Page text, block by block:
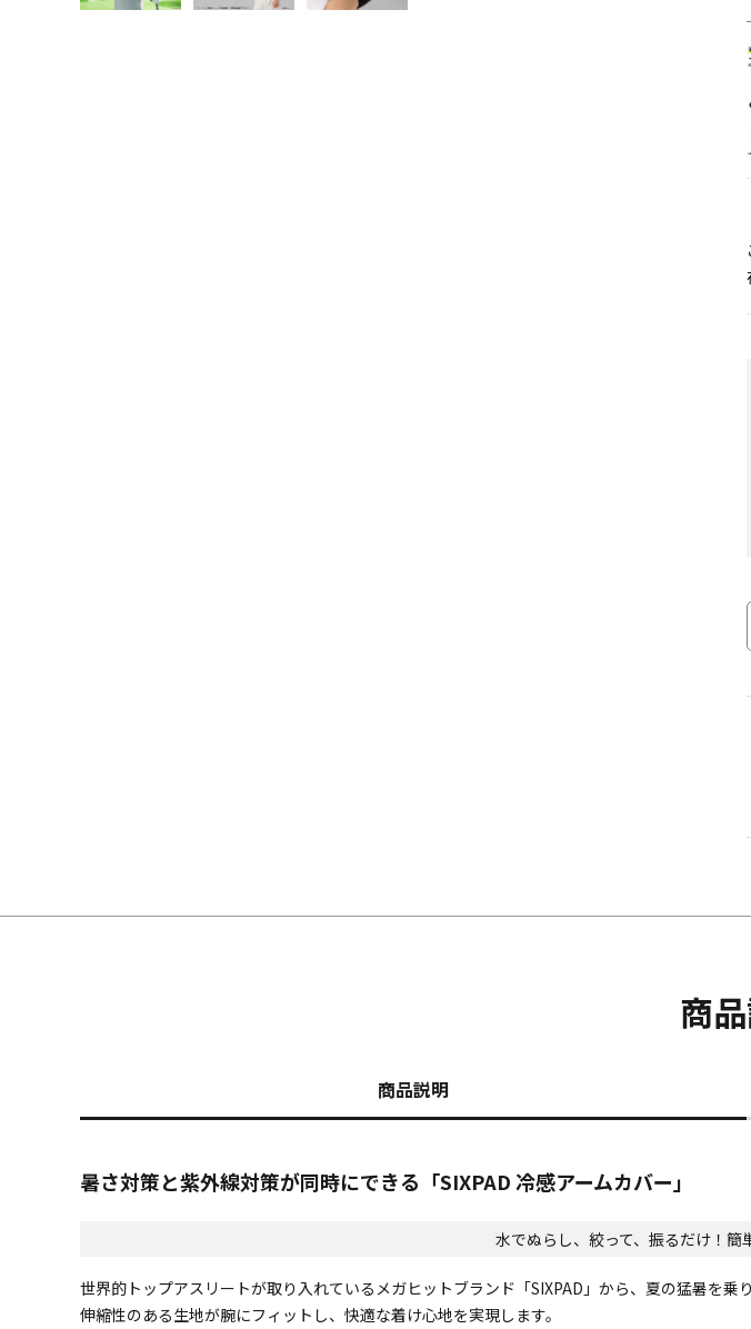
商
商品説明
暑さ対策と紫外線対策が同時にできる「SIXPAD 冷感アームカバー」
水でぬらし、絞って、振るだけ！
世界的トップアスリートが取り入れているメガヒットブランド「SIXPAD」から、夏の猛暑を乗
伸縮性のある生地が腕にフィットし、快適な着け心地を実現します。